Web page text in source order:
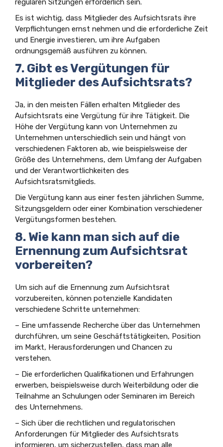
Es ist wichtig, dass Mitglieder des Aufsichtsrats ihre
Verpflichtungen ernst nehmen und die erforderliche Zeit
und Energie investieren, um ihre Aufgaben
ordnungsgemäß ausführen zu können.
7. Gibt es Vergütungen für
Mitglieder des Aufsichtsrats?
Ja, in den meisten Fällen erhalten Mitglieder des
Aufsichtsrats eine Vergütung für ihre Tätigkeit. Die
Höhe der Vergütung kann von Unternehmen zu
Unternehmen unterschiedlich sein und hängt von
verschiedenen Faktoren ab, wie beispielsweise der
Größe des Unternehmens, dem Umfang der Aufgaben
und der Verantwortlichkeiten des
Aufsichtsratsmitglieds.
Die Vergütung kann aus einer festen jährlichen Summe,
Sitzungsgeldern oder einer Kombination verschiedener
Vergütungsformen bestehen.
8. Wie kann man sich auf die
Ernennung zum Aufsichtsrat
vorbereiten?
Um sich auf die Ernennung zum Aufsichtsrat
vorzubereiten, können potenzielle Kandidaten
verschiedene Schritte unternehmen:
– Eine umfassende Recherche über das Unternehmen
durchführen, um seine Geschäftstätigkeiten, Position
im Markt, Herausforderungen und Chancen zu
verstehen.
– Die erforderlichen Qualifikationen und Erfahrungen
erwerben, beispielsweise durch Weiterbildung oder die
Teilnahme an Schulungen oder Seminaren im Bereich
des Unternehmens.
– Sich über die rechtlichen und regulatorischen
Anforderungen für Mitglieder des Aufsichtsrats
informieren, um sicherzustellen, dass man alle